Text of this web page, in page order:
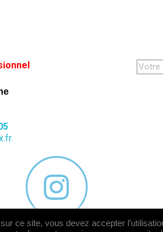
ce site, vous devez accepter